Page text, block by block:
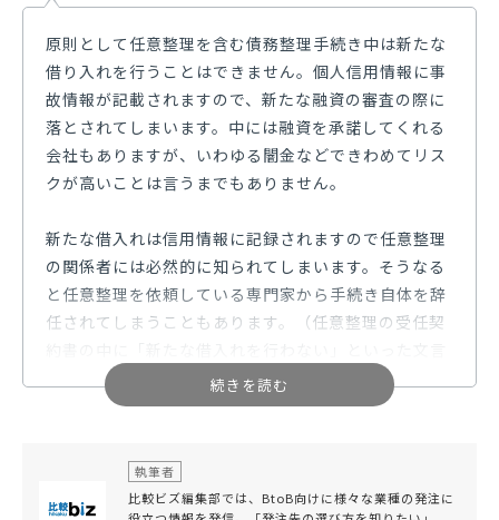
理解しており、平易でわかりやすい説明を心がけており
評価を得ている。
原則として任意整理を含む債務整理手続き中は新たな
借り入れを行うことはできません。個人信用情報に事
故情報が記載されますので、新たな融資の審査の際に
落とされてしまいます。中には融資を承諾してくれる
会社もありますが、いわゆる闇金などできわめてリス
クが高いことは言うまでもありません。
新たな借入れは信用情報に記録されますので任意整理
の関係者には必然的に知られてしまいます。そうなる
と任意整理を依頼している専門家から手続き自体を辞
任されてしまうこともあります。（任意整理の受任契
が記載されていることが通常です。）
必要があると気づいた時にも、免責不許可事由に該当
し破産できないといったデメリットが発生する可能性
執筆者
比較ビズ編集部では、BtoB向けに様々な業種の発注に